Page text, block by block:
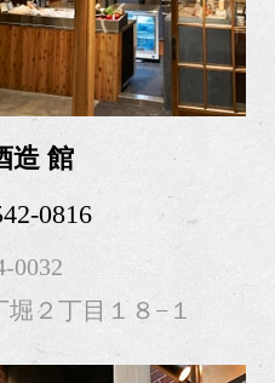
造 館
0816
0032
２丁目１８−１